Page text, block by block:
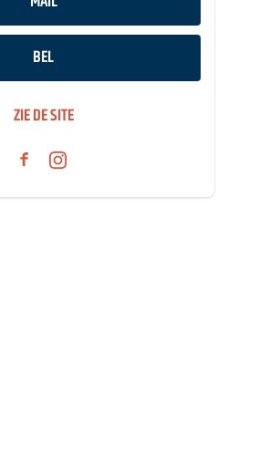
BEL
ZIE DE SITE